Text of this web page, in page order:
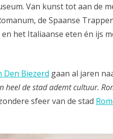
Van kunst tot aan de
de Spaanse
het Italiaanse eten én ijs
Den Biezerd gaan al jaren
de stad ademt cultuur.
sfeer van de stad
nieuwsbrief, boordevol
bestemmingen!